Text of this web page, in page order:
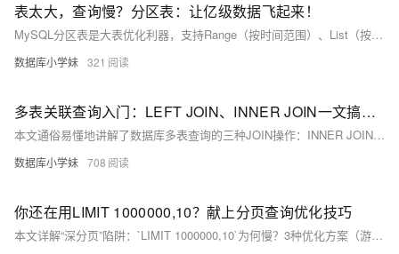
表太大，查询慢？分区表：让亿级数据飞起来！
MySQL分区表是大表优化利器，支持Range（按时间范围）、List（按离散值）、Hash（均匀散列）三种主流分区方式，通过分区裁剪显著提升查询性能与维护效率。逻辑统一、物理拆分，适用于千万级以上数据场景，但需合理选择分区键，避免小表滥用。
数据库小学妹 321
多表关联查询入门：LEFT JOIN、INNER JOIN一文搞懂｜转行学DB第6天
本文通俗易懂地讲解了数据库多表查询的三种JOIN操作：INNER JOIN（内连接）只返回两表匹配的数据，适用于查询交集数据；LEFT JOIN（左连接）保留左表所有记录并匹配右表数据，适用于查询主表完整信息；RIGHT JOIN（右连接）则保留右表所有记录。
数据库小学妹 708
你还在用LIMIT 1000000,10？献上分页查询优化技巧
本文详解“深分页”陷阱：`LIMIT 1000000,10`为何慢？3种优化方案（游标法、子查询定位、延迟关联）实测提速数十倍，助你零成本提升SQL性能！